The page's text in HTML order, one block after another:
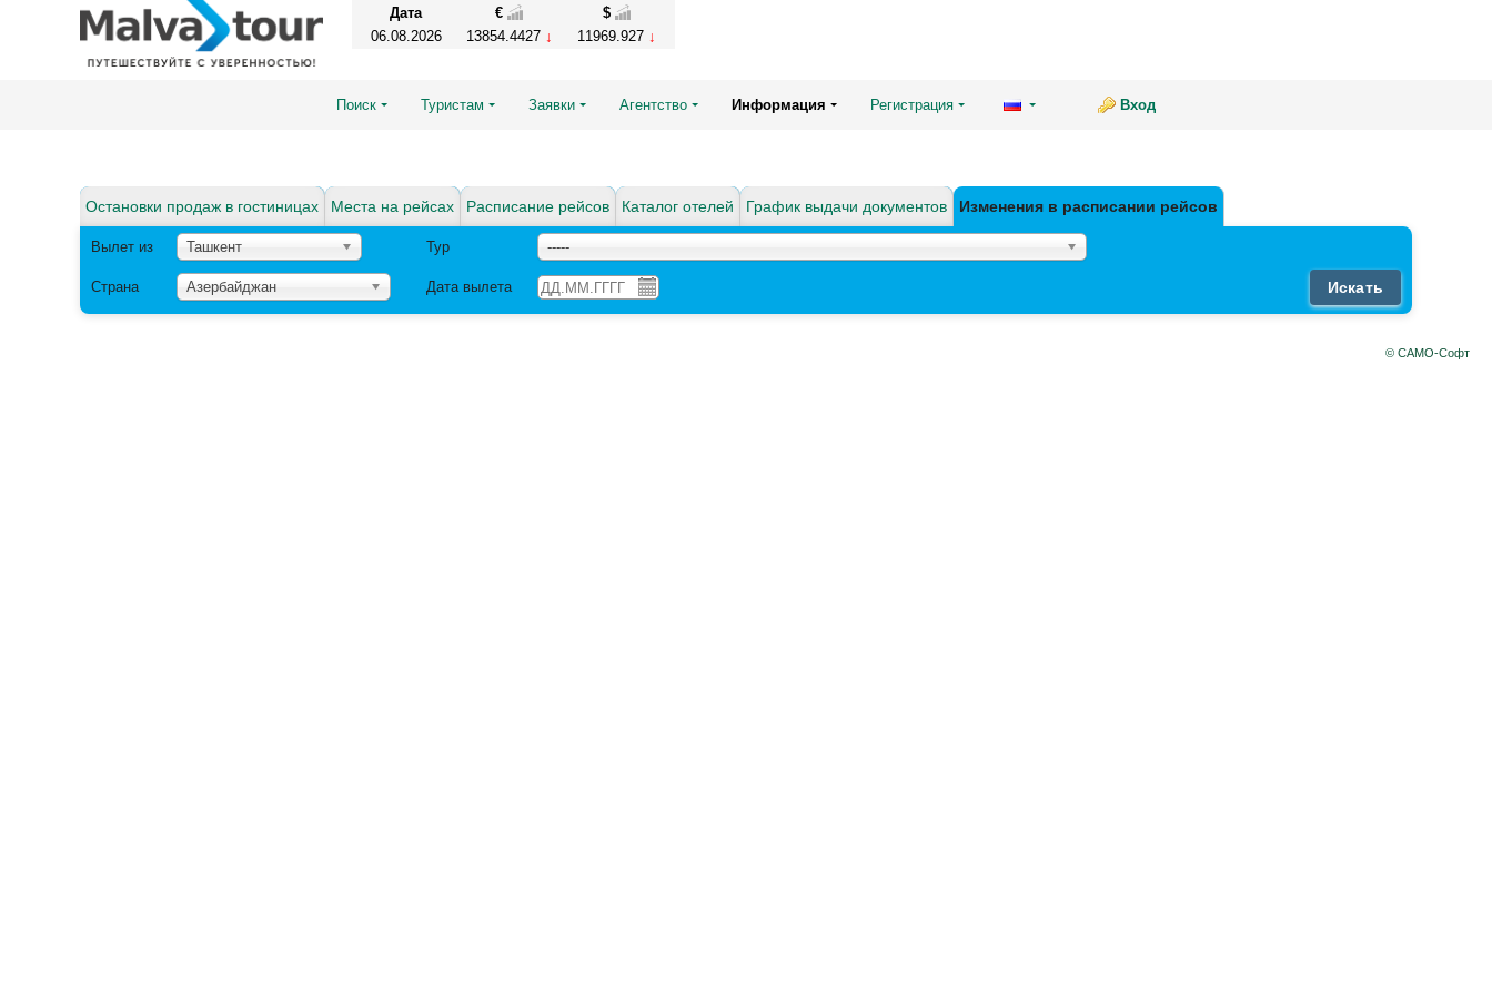
Дата €
$
06.08.2026
13854.4427 11969.927
Поиск Туристам Заявки Агентство Информация Регистрация Вход
Остановки продаж в гостиницах Места на рейсах Расписание рейсов Каталог отелей График выдачи документов Изменения в расписании рейсов
Вылет из Ташкент Тур -----
Страна Азербайджан Дата вылета Искать
© САМО-Софт